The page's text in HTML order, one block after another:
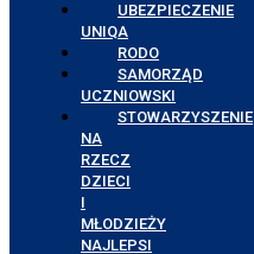
UBEZPIECZENIE
UNIQA
RODO
SAMORZĄD
UCZNIOWSKI
STOWARZYSZENIE
NA
RZECZ
DZIECI
I
MŁODZIEŻY
NAJLEPSI